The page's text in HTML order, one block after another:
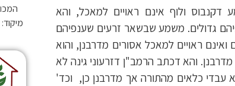
ולוף אינם ראויים למאכל, והא
גדולים. משמע שבשאר זרעים שענפיהם
ראויים למאכל אסורים מדרבנן, והוא
והא דכתב הרמב"ן דזרעוני גינה לא
עבדי כלאים מהתורה אך מדרבנן כן, וכד'